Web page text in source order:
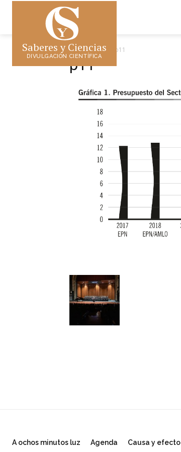
Saberes y Ciencias
DIVULGACIÓN CIENTÍFICA
Inicio p11 p11
p11
A ochos minutos luz Agenda Causa y efecto